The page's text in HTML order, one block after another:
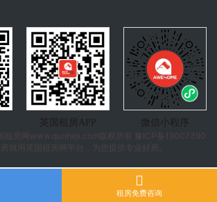
英国租房APP
微信小程序
租房 网www.qunheji.com版权所有
豫ICP备19007390
就用英国租房网平台，为您提供专业好房。
租房免费咨询